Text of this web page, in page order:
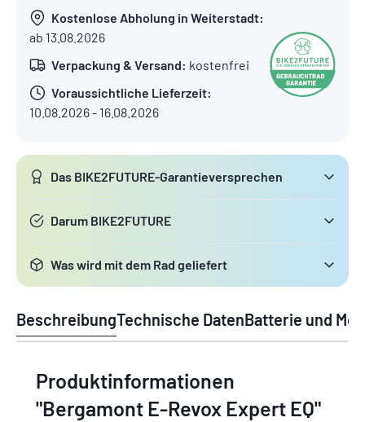
Kostenlose Abholung in Weiterstadt:
ab 13.08.2026
Verpackung & Versand: kostenfrei
Voraussichtliche Lieferzeit:
10.08.2026 - 16.08.2026
Das BIKE2FUTURE-Garantieversprechen
Darum BIKE2FUTURE
Was wird mit dem Rad geliefert
BeschreibungTechnische DatenBatterie und
Produktinformationen
"Bergamont E-Revox Expert EQ"